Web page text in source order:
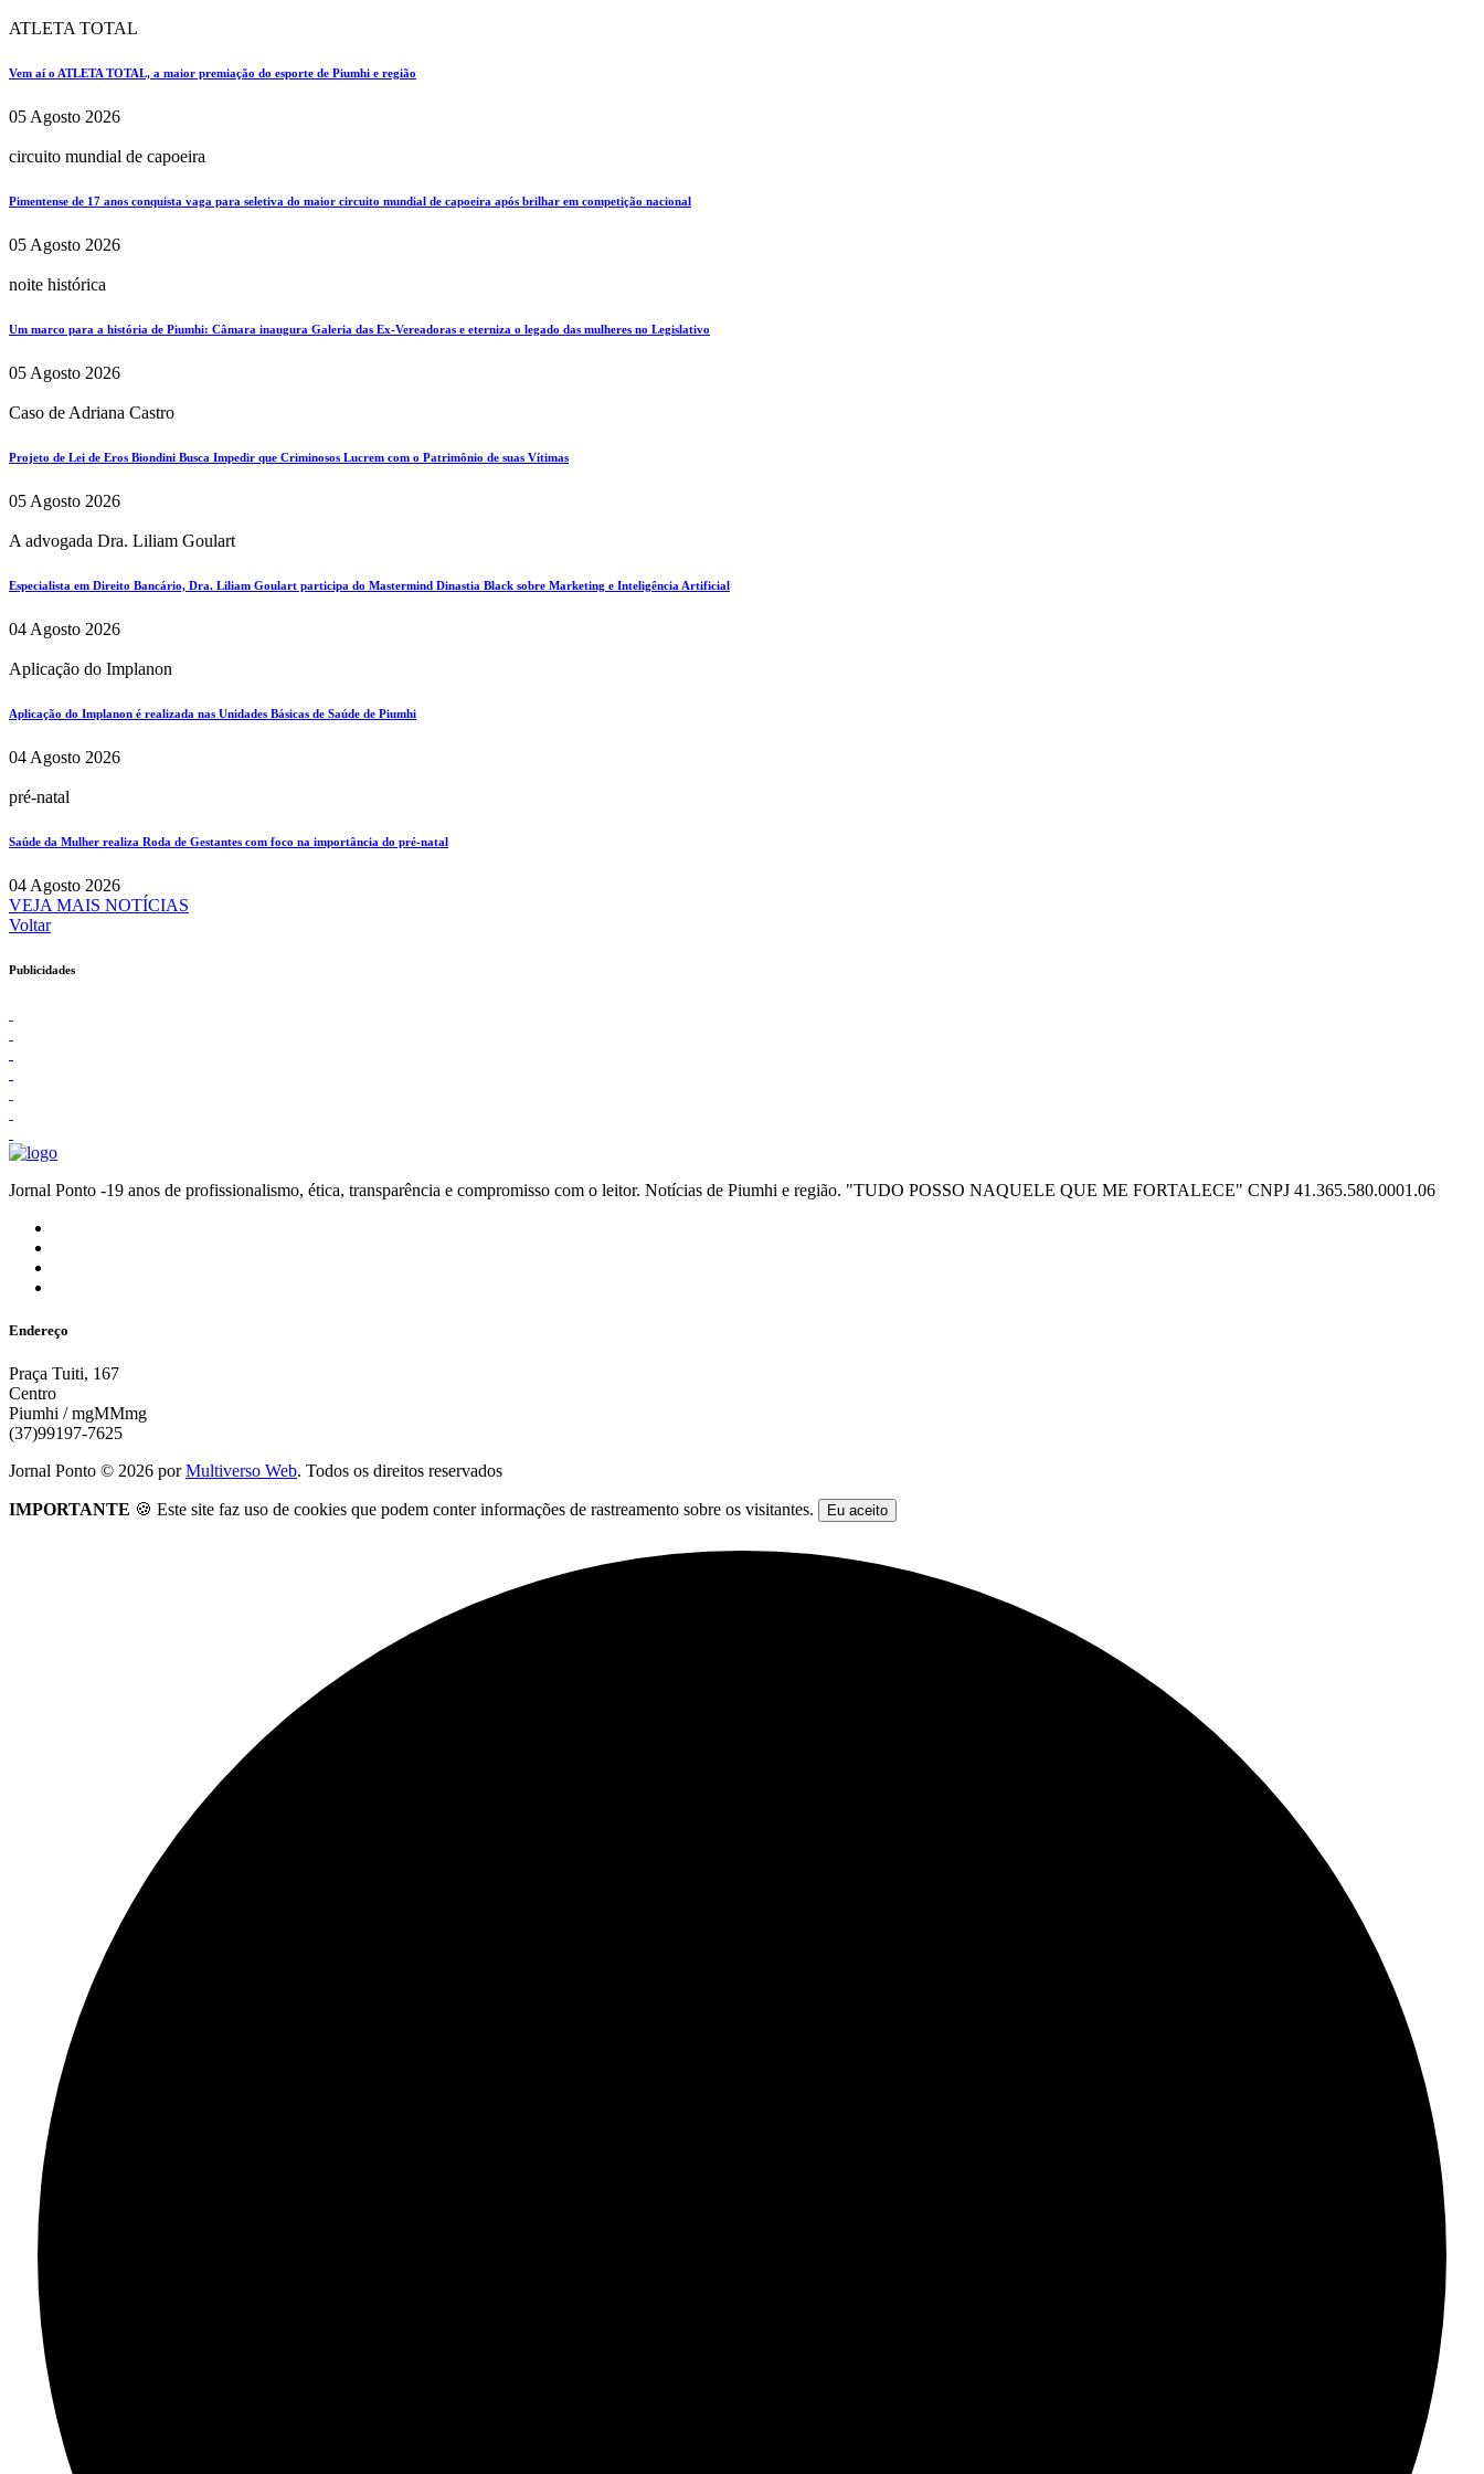
ATLETA TOTAL
Vem aí o ATLETA TOTAL, a maior premiação do esporte de Piumhi e região
05 Agosto 2026
circuito mundial de capoeira
Pimentense de 17 anos conquista vaga para seletiva do maior circuito mundial de capoeira após brilhar em competição nacional
05 Agosto 2026
noite histórica
Um marco para a história de Piumhi: Câmara inaugura Galeria das Ex-Vereadoras e eterniza o legado das mulheres no Legislativo
05 Agosto 2026
Caso de Adriana Castro
Projeto de Lei de Eros Biondini Busca Impedir que Criminosos Lucrem com o Patrimônio de suas Vítimas
05 Agosto 2026
A advogada Dra. Liliam Goulart
Especialista em Direito Bancário, Dra. Liliam Goulart participa do Mastermind Dinastia Black sobre Marketing e Inteligência Artificial
04 Agosto 2026
Aplicação do Implanon
Aplicação do Implanon é realizada nas Unidades Básicas de Saúde de Piumhi
04 Agosto 2026
pré-natal
Saúde da Mulher realiza Roda de Gestantes com foco na importância do pré-natal
04 Agosto 2026
VEJA MAIS NOTÍCIAS
Voltar
Publicidades
Jornal Ponto -19 anos de profissionalismo, ética, transparência e compromisso com o leitor. Notícias de Piumhi e região. "TUDO POSSO NAQUELE QUE ME FORTALECE" CNPJ 41.365.580.0001.06
Endereço
Praça Tuiti, 167
Centro
Piumhi / mgMMmg
(37)99197-7625
Jornal Ponto © 2026 porMultiverso Web. Todos os direitos reservados
IMPORTANTE 🍪 Este site faz uso de cookies que podem conter informações de rastreamento sobre os visitantes. Eu aceito